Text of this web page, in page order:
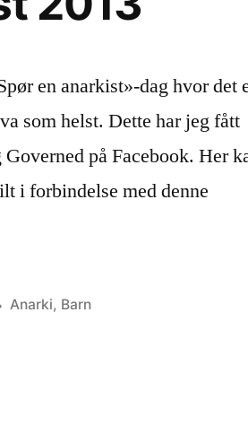
en anarkist»-dag hvor det
som helst. Dette har jeg fått
på Facebook. Her
i forbindelse med denne
Stikkord:
Anarki, Barn